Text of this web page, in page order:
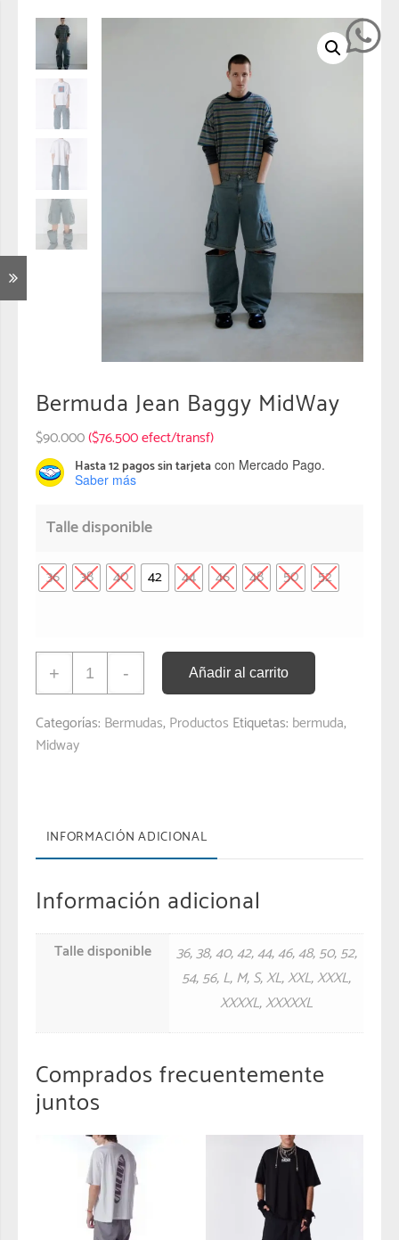
Bermuda Jean Baggy MidWay
$90.000($76.500 efect/transf)
Hasta 12 pagos sin tarjeta con Mercado Pago.
Saber más
Talle disponible
36 38 40 42 44 46 48 50 52
+ - Añadir al carrito
Categorías: Bermudas,Productos Etiquetas: bermuda,
Midway
INFORMACIÓN ADICIONAL
Información adicional
Talle disponible 36,38,40,42,44,46,48,50,52,
54,56,L,M,S,XL,XXL,XXXL,
XXXXL,XXXXXL
Comprados frecuentemente
juntos